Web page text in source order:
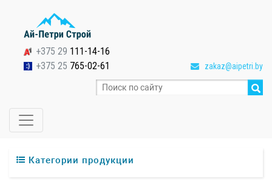
+375 29 111-14-16
+375 25 765-02-61 zakaz@aipetri.by
Категории продукции